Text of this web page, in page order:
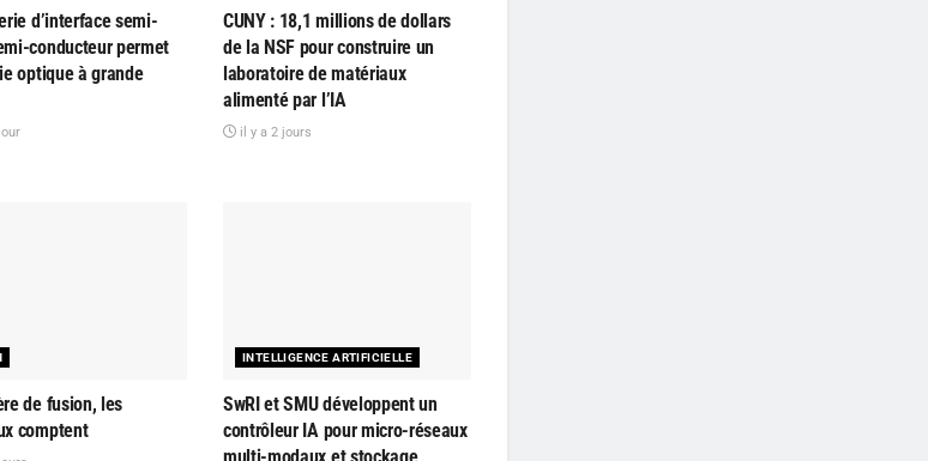
d’interface semi-
conducteur permet
optique à grande
CUNY : 18,1 millions de dollars
de la NSF pour construire un
laboratoire de matériaux
alimenté par l’IA
il y a 2 jours
de fusion, les
comptent
INTELLIGENCE ARTIFICIELLE
SwRI et SMU développent un
contrôleur IA pour micro-réseaux